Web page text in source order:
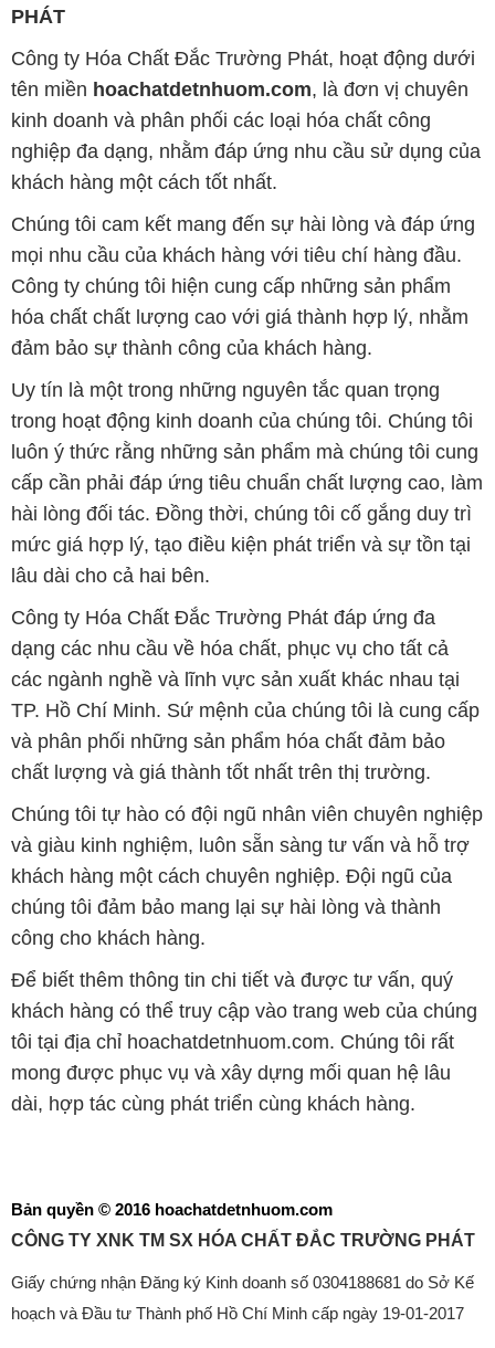
PHÁT
Công ty Hóa Chất Đắc Trường Phát, hoạt động dưới
tên miền hoachatdetnhuom.com, là đơn vị chuyên
kinh doanh và phân phối các loại hóa chất công
nghiệp đa dạng, nhằm đáp ứng nhu cầu sử dụng của
khách hàng một cách tốt nhất.
Chúng tôi cam kết mang đến sự hài lòng và đáp ứng
mọi nhu cầu của khách hàng với tiêu chí hàng đầu.
Công ty chúng tôi hiện cung cấp những sản phẩm
hóa chất chất lượng cao với giá thành hợp lý, nhằm
đảm bảo sự thành công của khách hàng.
Uy tín là một trong những nguyên tắc quan trọng
trong hoạt động kinh doanh của chúng tôi. Chúng tôi
luôn ý thức rằng những sản phẩm mà chúng tôi cung
cấp cần phải đáp ứng tiêu chuẩn chất lượng cao, làm
hài lòng đối tác. Đồng thời, chúng tôi cố gắng duy trì
mức giá hợp lý, tạo điều kiện phát triển và sự tồn tại
lâu dài cho cả hai bên.
Công ty Hóa Chất Đắc Trường Phát đáp ứng đa
dạng các nhu cầu về hóa chất, phục vụ cho tất cả
các ngành nghề và lĩnh vực sản xuất khác nhau tại
TP. Hồ Chí Minh. Sứ mệnh của chúng tôi là cung cấp
và phân phối những sản phẩm hóa chất đảm bảo
chất lượng và giá thành tốt nhất trên thị trường.
Chúng tôi tự hào có đội ngũ nhân viên chuyên nghiệp
và giàu kinh nghiệm, luôn sẵn sàng tư vấn và hỗ trợ
khách hàng một cách chuyên nghiệp. Đội ngũ của
chúng tôi đảm bảo mang lại sự hài lòng và thành
công cho khách hàng.
Để biết thêm thông tin chi tiết và được tư vấn, quý
khách hàng có thể truy cập vào trang web của chúng
tôi tại địa chỉ hoachatdetnhuom.com. Chúng tôi rất
mong được phục vụ và xây dựng mối quan hệ lâu
dài, hợp tác cùng phát triển cùng khách hàng.
Bản quyền © 2016 hoachatdetnhuom.com
CÔNG TY XNK TM SX HÓA CHẤT ĐẮC TRƯỜNG PHÁT
Giấy chứng nhận Đăng ký Kinh doanh số 0304188681 do Sở Kế
hoạch và Đầu tư Thành phố Hồ Chí Minh cấp ngày 19-01-2017